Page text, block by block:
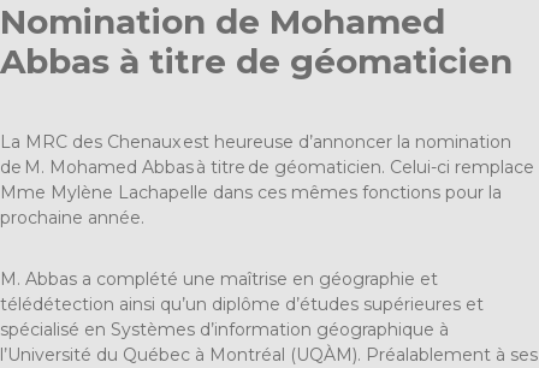
Nomination de Mohamed
Abbas à titre de géomaticien
La MRC des Chenaux est heureuse d’annoncer la nomination
de M. Mohamed Abbasà titre de géomaticien. Celui-ci remplace
Mme Mylène Lachapelle dans ces mêmes fonctions pour la
prochaine année.
M. Abbas a comp lété une maîtrise en géographie et
télédétection ainsi qu’un diplôme d’études supérieures et
spécialisé en Systèmes d’information géographique à
l’Université du Québec à Montréal (UQÀM). Préalablement à ses